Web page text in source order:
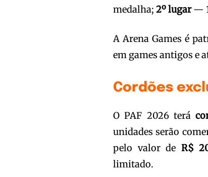
medalha;2º lugar—
A Arena Games é
em games antigos e
Cordões
O PAF 2026 terá
unidades serão
pelo valor de R$
limitado.